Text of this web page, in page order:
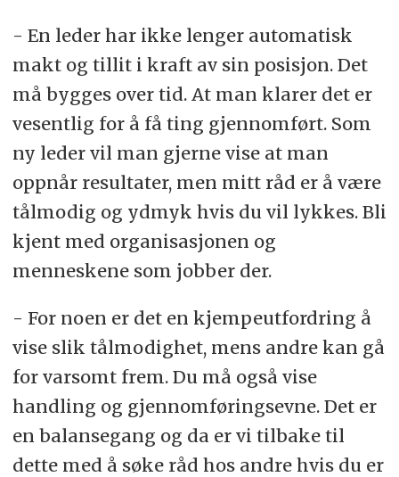
- En leder har ikke lenger automatisk
makt og tillit i kraft av sin posisjon. Det
må bygges over tid. At man klarer det er
vesentlig for å få ting gjennomført. Som
ny leder vil man gjerne vise at man
oppnår resultater, men mitt råd er å være
tålmodig og ydmyk hvis du vil lykkes. Bli
kjent med organisasjonen og
menneskene som jobber der.
- For noen er det en kjempeutfordring å
vise slik tålmodighet, mens andre kan gå
for varsomt frem. Du må også vise
handling og gjennomføringsevne. Det er
en balansegang og da er vi tilbake til
dette med å søke råd hos andre hvis du er